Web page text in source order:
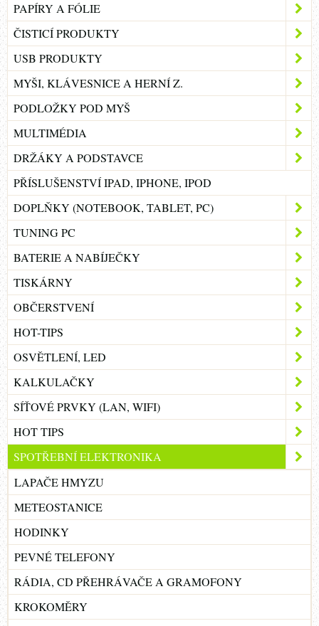
PAPÍRY A FÓLIE
ČISTICÍ PRODUKTY
USB PRODUKTY
MYŠI, KLÁVESNICE A HERNÍ Z.
PODLOŽKY POD MYŠ
MULTIMÉDIA
DRŽÁKY A PODSTAVCE
PŘÍSLUŠENSTVÍ IPAD, IPHONE, IPOD
DOPLŇKY (NOTEBOOK, TABLET, PC)
TUNING PC
BATERIE A NABÍJEČKY
TISKÁRNY
OBČERSTVENÍ
HOT-TIPS
OSVĚTLENÍ, LED
KALKULAČKY
SÍŤOVÉ PRVKY (LAN, WIFI)
HOT TIPS
SPOTŘEBNÍ ELEKTRONIKA
LAPAČE HMYZU
METEOSTANICE
HODINKY
PEVNÉ TELEFONY
RÁDIA, CD PŘEHRÁVAČE A GRAMOFONY
KROKOMĚRY